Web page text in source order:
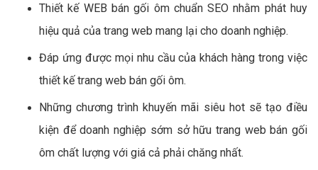
Thiết kế WEB bán gối ôm chuẩn SEO nhằm phát huy
hiệu quả của trang web mang lại cho doanh nghiệp.
Đáp ứng được mọi nhu cầu của khách hàng trong việc
thiết kế trang web bán gối ôm.
Những chương trình khuyến mãi siêu hot sẽ tạo điều
kiện để doanh nghiệp sớm sở hữu trang web bán gối
ôm chất lượng với giá cả phải chăng nhất.